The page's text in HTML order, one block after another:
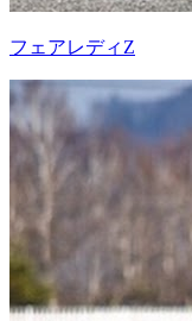
フェアレディZ